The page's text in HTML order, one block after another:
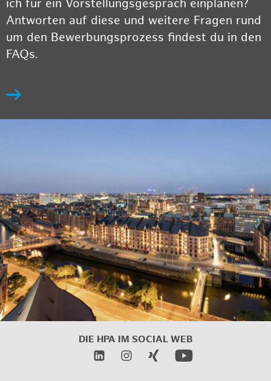
ich für ein Vorstellungsgespräch einplanen?
Antworten auf diese und weitere Fragen rund
um den Bewerbungsprozess findest du in den
FAQs.
DIE HPA IM SOCIAL WEB